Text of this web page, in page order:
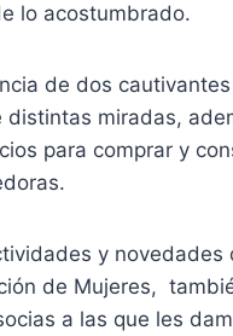
lo acostumbrado.
de dos
miradas,
para comprar y
y novedades
de Mujeres,
a las que les